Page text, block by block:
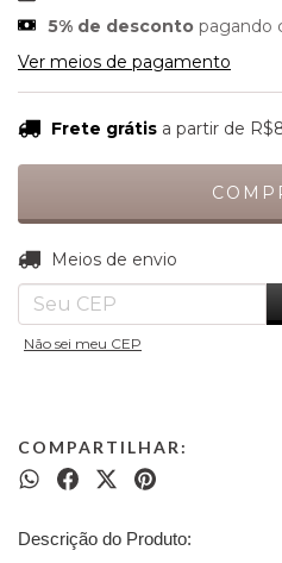
5% de desconto pagando
Ver meios de pagamento
Frete grátis a partir de
Entregas para o CEP:
Meios de envio
Não sei meu CEP
COMPARTILHAR:
Descrição do Produto: